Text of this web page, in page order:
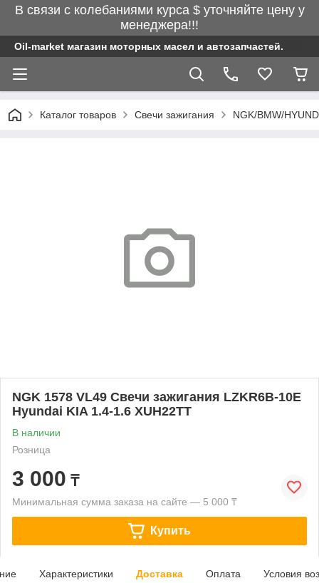
В связи с колебаниями курса $ уточняйте цену у
менеджера!!!
Oil-market магазин моторных масел и автозапчастей.
Каталог товаров Свечи зажигания NGK/BMW/
NGK 1578 VL49 Свечи зажигания LZKR6B-10E
Hyundai KIA 1.4-1.6 XUH22TT
В наличии
Розница
3 000 ₸
Минимальная сумма заказа на сайте — 5 000 ₸
Купить
Характеристики Доставка Оплата Условия